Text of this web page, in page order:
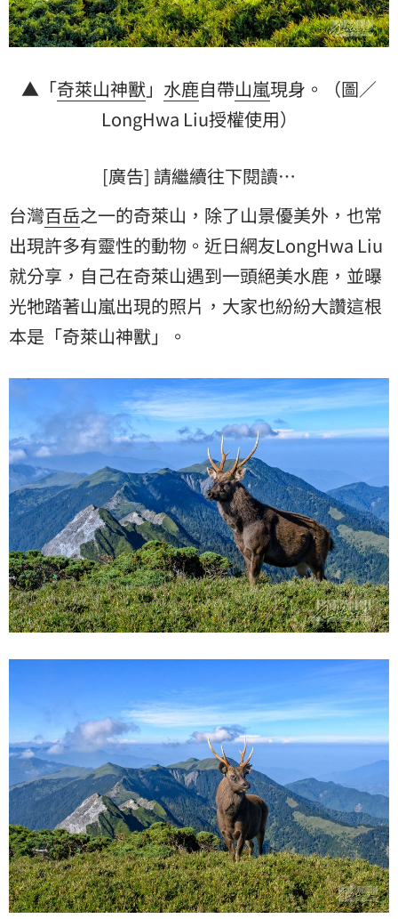
▲「奇萊山神獸 」 水鹿自帶山嵐現身。（圖／
LongHwa Liu授權使用）
[廣告] 請繼續往下閱讀…
台灣百岳之一的奇萊山，除了山景優美外，也常
出現許多有靈性的動物。近日網友LongHwa Liu
就分享，自己在奇萊山遇到一頭絕美水鹿，並曝
光牠踏著山嵐出現的照片，大家也紛紛大讚這根
本是「奇萊山神獸」。